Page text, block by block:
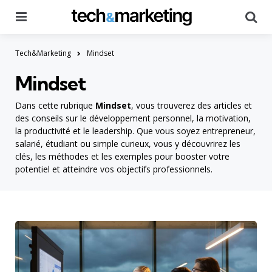
Tech&Marketing Mindset
Mindset
Dans cette rubrique Mindset, vous trouverez des articles et
des conseils sur le développement personnel, la motivation,
la productivité et le leadership. Que vous soyez entrepreneur,
salarié, étudiant ou simple curieux, vous y découvrirez les
clés, les méthodes et les exemples pour booster votre
potentiel et atteindre vos objectifs professionnels.